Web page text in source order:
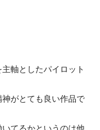
軸としたパイロット
がとても良い作品で
てるかというのは他